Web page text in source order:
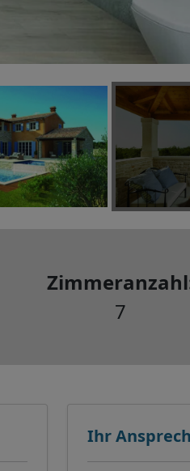
7
Ihr
Jedes Cookie wie z.B.
sowie
Auswahl
Es werden nur
Arten zugelassen die Sie
Nur
Es werden nur die
zugelassen und